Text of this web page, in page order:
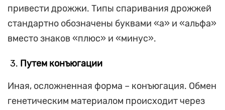
привести дрожжи. Типы спаривания дрожжей
стандартно обозначены буквами «а» и «альфа»
вместо знаков «плюс» и «минус».
Путем конъюгации
Иная, осложненная форма – конъюгация. Обмен
генетическим материалом происходит через